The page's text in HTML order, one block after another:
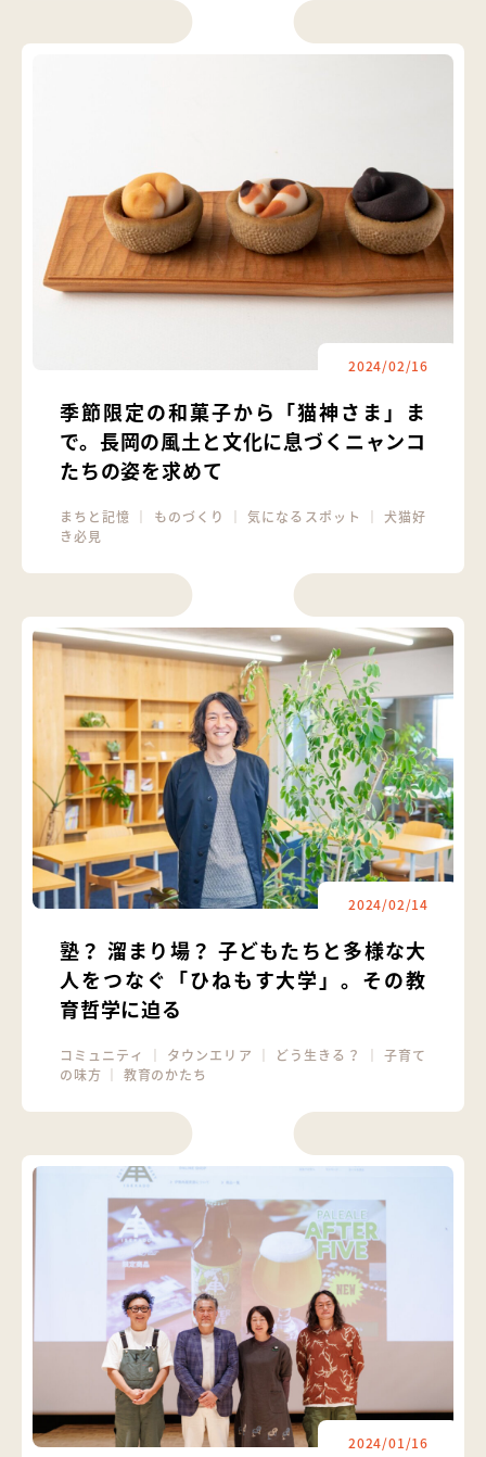
2024/02/16
季節限定の和菓子から「猫神さま」ま
で。長岡の風土と文化に息づくニャンコ
たちの姿を求めて
まちと記憶 ｜ ものづくり ｜気になるスポット ｜犬猫好
き必見
2024/02/14
塾？ 溜まり場？ 子どもたちと多様な大
人をつなぐ「ひねもす大学」。その教
育哲学に迫る
コミュニティ ｜ タウンエリア ｜ どう生きる？ ｜ 子育て
の味方 ｜ 教育のかたち
2024/01/16